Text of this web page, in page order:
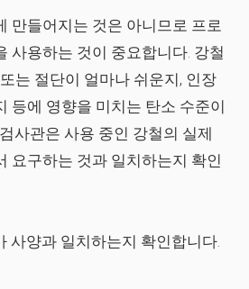
만들어지는 것은 아니므로 프로
사용하는 것이 중요합니다. 강철
는 절단이 얼마나 쉬운지, 인장
등에 영향을 미치는 탄소 수준이
사관은 사용 중인 강철의 실제
요구하는 것과 일치하는지 확인
사양과 일치하는지 확인합니다.